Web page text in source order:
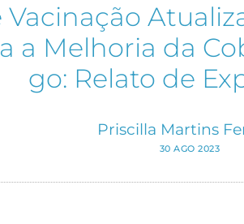
Vacinação
a Melhoria da
go: Relato de
Priscilla Martins
30 AGO 2023